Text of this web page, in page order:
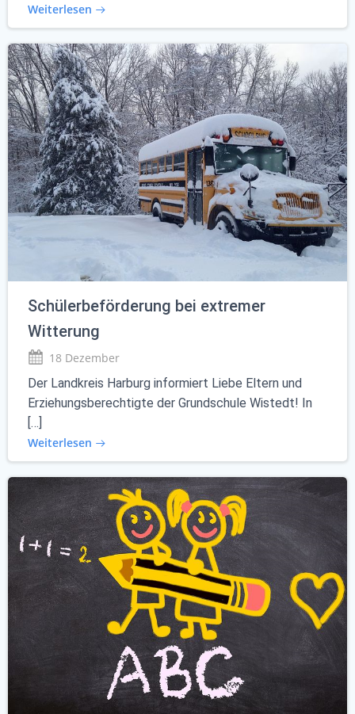
Weiterlesen
Schülerbeförderung bei extremer
Witterung
18 Dezember
Der Landkreis Harburg informiert Liebe Eltern und
Erziehungsberechtigte der Grundschule Wistedt! In
[…]
Weiterlesen